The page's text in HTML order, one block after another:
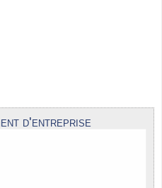
d'entreprise